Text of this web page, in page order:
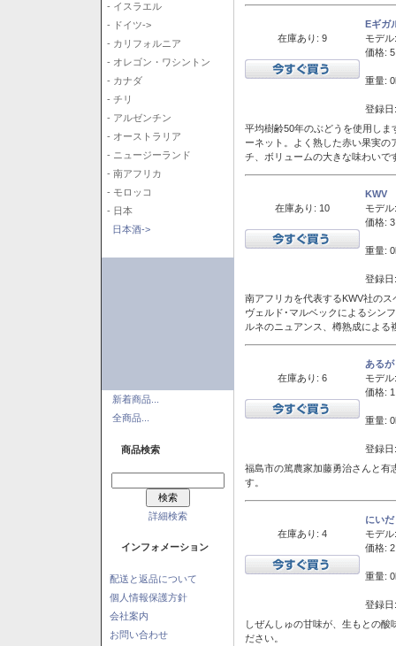
- イスラエル
- ドイツ->
- カリフォルニア
- オレゴン・ワシントン
- カナダ
- チリ
- アルゼンチン
- オーストラリア
- ニュージーランド
- 南アフリカ
- モロッコ
- 日本
日本酒->
新着商品...
全商品...
商品検索
詳細検索
インフォメーション
配送と返品について
個人情報保護方針
会社案内
お問い合わせ
在庫あり: 9
Eギガ
モデル:
価格:
重量:
登録
平均樹齢50年のぶどうを使用し
ーネット。よく熟した赤い果実
チ、ボリュームの大きな味わいで
在庫あり: 10
KWV
モデル:
価格:
重量:
登録
南アフリカを代表するKWV社の
ヴェルド･マルベックによるシン
ルネのニュアンス、樽熟成によ
在庫あり: 6
ある
モデル:
価格:
重量:
登録
福島市の篤農家加藤勇治さんと有
す。
在庫あり: 4
にい
モデル:
価格:
重量:
登録
しぜんしゅの甘味が、生もとの
ださい。